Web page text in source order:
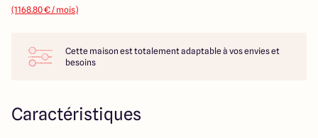
Maisons ARLOGIS Nantes
(1168.80 € / mois)
Cette maison est totalement adaptable à vos envies et
besoins
Caractéristiques